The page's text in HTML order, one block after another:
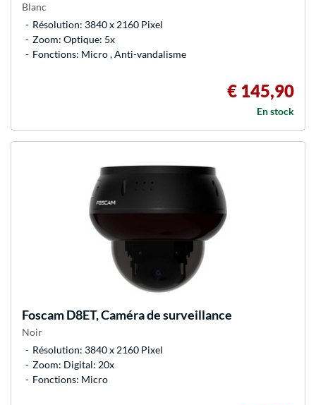
Blanc
Résolution: 3840 x 2160 Pixel
Zoom: Optique: 5x
Fonctions: Micro , Anti-vandalisme
€ 145,90
En stock
FoscamD8ET, Caméra de surveillance
Noir
Résolution: 3840 x 2160 Pixel
Zoom: Digital: 20x
Fonctions: Micro